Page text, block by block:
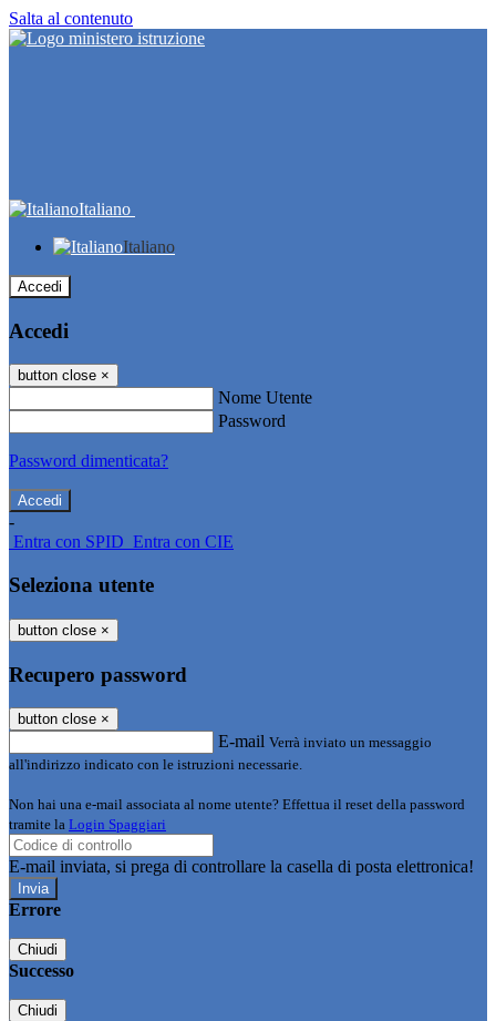
Salta al contenuto
Italiano
Italiano
Accedi
Accedi
button close ×
Nome Utente
Password
Password dimenticata?
-
Entra con SPID Entra con CIE
Seleziona utente
button close ×
Recupero password
button close ×
E-mail Verrà inviato un messaggio
all'indirizzo indicato con le istruzioni necessarie.
Non hai una e-mail associata al nome utente? Effettua il reset della password
tramite la Login Spaggiari
E-mail inviata, si prega di controllare la casella di posta elettronica!
Errore
Chiudi
Successo
Chiudi